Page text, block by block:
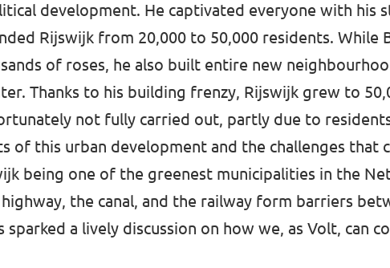
development. He captivated everyone with his
Rijswijk from 20,000 to 50,000 residents. While
of roses, he also built entire new
Thanks to his building frenzy, Rijswijk grew to
not fully carried out, partly due to
of this urban development and the challenges that
being one of the greenest municipalities in the
the canal, and the railway form barriers
a lively discussion on how we, as Volt, can